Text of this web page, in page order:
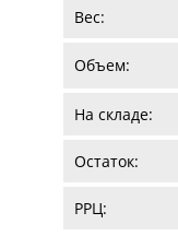
Вес:
Объем:
На складе:
Остаток:
РРЦ: